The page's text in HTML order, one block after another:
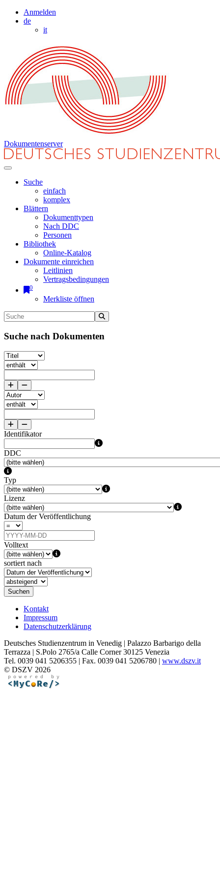
Anmelden
de
it
Dokumentenserver
Suche
einfach
komplex
Blättern
Dokumenttypen
Nach DDC
Personen
Bibliothek
Online-Katalog
Dokumente einreichen
Leitlinien
Vertragsbedingungen
0
Merkliste öffnen
Suche nach Dokumenten
Identifikator
DDC
Typ
Lizenz
Datum der Veröffentlichung
Volltext
sortiert nach
Suchen
Kontakt
Impressum
Datenschutzerklärung
Deutsches Studienzentrum in Venedig | Palazzo Barbarigo della
Terrazza | S.Polo 2765/a Calle Corner 30125 Venezia
Tel. 0039 041 5206355 | Fax. 0039 041 5206780 | www.dszv.it
© DSZV 2026